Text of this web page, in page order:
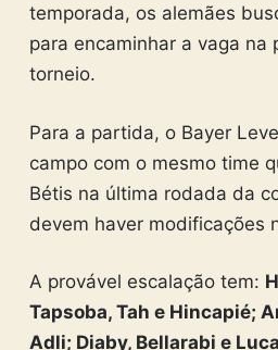
temporada, os alemães
para encaminhar a vaga na
torneio.
Para a partida, o Bayer
campo com o mesmo time
Bétis na última rodada da
devem haver modificações
A provável escalação tem:
Tapsoba, Tah e Hincapié;
Adli; Diaby, Bellarabi e